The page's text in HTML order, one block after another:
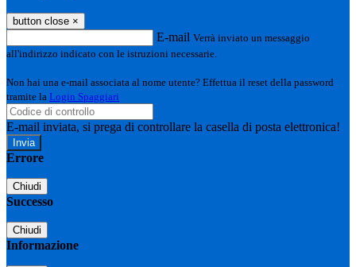
button close ×
E-mail Verrà inviato un messaggio
all'indirizzo indicato con le istruzioni necessarie.
Non hai una e-mail associata al nome utente? Effettua il reset della password
tramite la Login Spaggiari
E-mail inviata, si prega di controllare la casella di posta elettronica!
Errore
Chiudi
Successo
Chiudi
Informazione